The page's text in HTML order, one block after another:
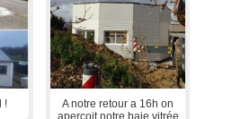
!
A notre retour a 16h on
aperçoit notre baie vitrée